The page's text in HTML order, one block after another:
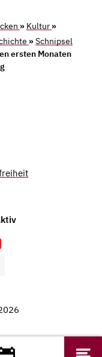
» Kultur »
»Schnipsel
ersten Monaten